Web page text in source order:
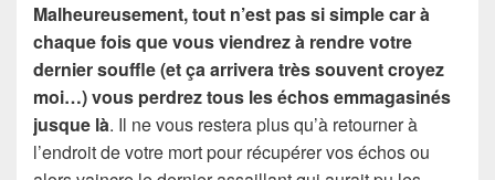
Malheureusement, tout n’est pas si simple car à
chaque fois que vous viendrez à rendre votre
dernier souffle (et ça arrivera très souvent croyez
moi…) vous perdrez tous les échos emmagasinés
jusque là. Il ne vous restera plus qu’à retourner à
l’endroit de votre mort pour récupérer vos échos ou